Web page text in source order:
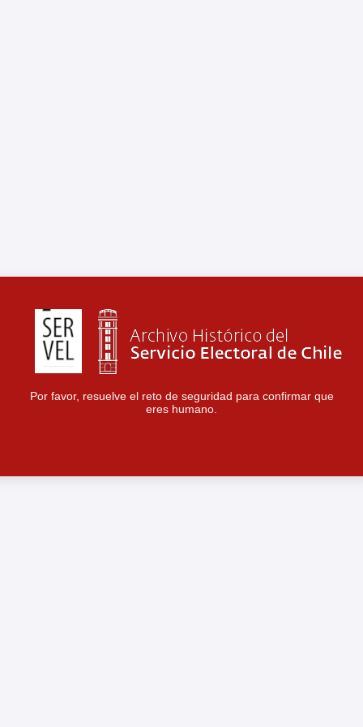
Por favor, resuelve el reto de seguridad para confirmar que
eres humano.